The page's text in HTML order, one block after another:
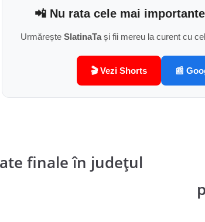
📲 Nu rata cele mai
Urmărește SlatinaTași fii mereu la curent cu
🎬 Vezi Shorts 📰
finale în județul